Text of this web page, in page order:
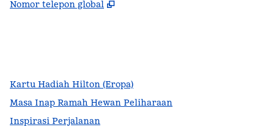
Nomor telepon global ,
Kartu Hadiah Hilton (Eropa)
Masa Inap Ramah Hewan Peliharaan
Inspirasi Perjalanan